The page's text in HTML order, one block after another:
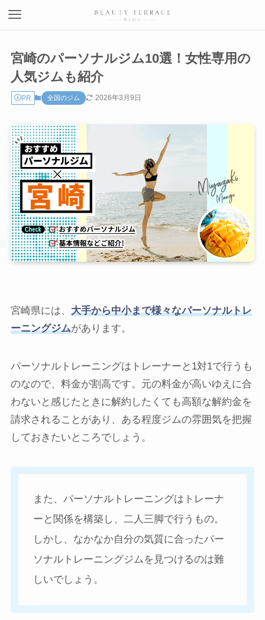
宮崎のパーソナルジム10選！女性専用の
人気ジムも紹介
PR 全国のジム 2026年3月9日
宮崎県には、 大手から中小まで様々なパーソナルトレ
ーニングジムがあります。
パーソナルトレーニングはトレーナーと1対1で行うも
のなので、料金が割高です。元の料金が高いゆえに合
わないと感じたときに解約したくても高額な解約金を
請求されることがあり、ある程度ジムの雰囲気を把握
しておきたいところでしょう。
また、パーソナルトレーニングはトレーナ
ーと関係を構築し、二人三脚で行うもの。
しかし、なかなか自分の気質に合ったパー
ソナルトレーニングジムを見つけるのは難
しいでしょう。